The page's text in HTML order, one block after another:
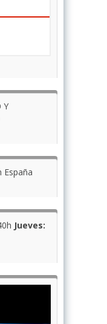
Y
España
Jueves: